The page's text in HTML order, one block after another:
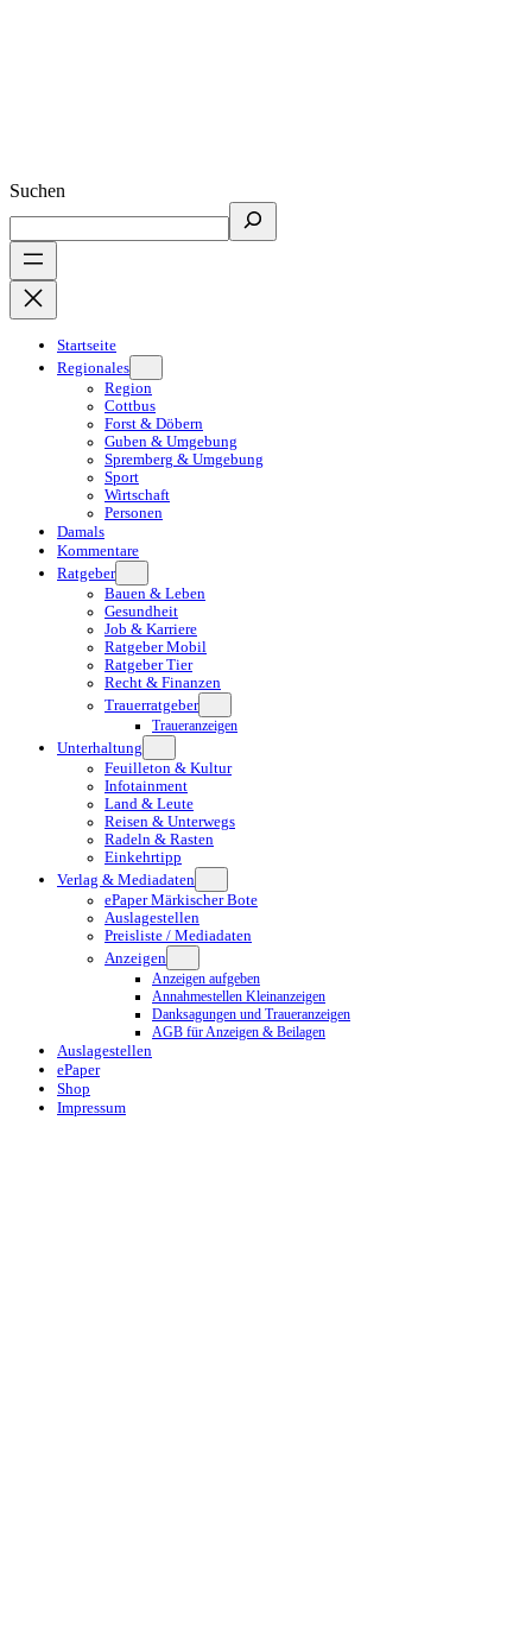
Suchen
Startseite
Regionales
Region
Cottbus
Forst & Döbern
Guben & Umgebung
Spremberg & Umgebung
Sport
Wirtschaft
Personen
Damals
Kommentare
Ratgeber
Bauen & Leben
Gesundheit
Job & Karriere
Ratgeber Mobil
Ratgeber Tier
Recht & Finanzen
Trauerratgeber
Traueranzeigen
Unterhaltung
Feuilleton & Kultur
Infotainment
Land & Leute
Reisen & Unterwegs
Radeln & Rasten
Einkehrtipp
Verlag & Mediadaten
ePaper Märkischer Bote
Auslagestellen
Preisliste / Mediadaten
Anzeigen
Anzeigen aufgeben
Annahmestellen Kleinanzeigen
Danksagungen und Traueranzeigen
AGB für Anzeigen & Beilagen
Auslagestellen
ePaper
Shop
Impressum